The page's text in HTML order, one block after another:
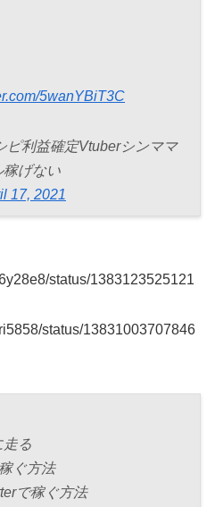
5wanYBiT3C
利益確定Vtuberシンママ
稼げない
17, 2021
status/1383123525121
status/13831003707846
走る
ぐ方法
で稼ぐ方法